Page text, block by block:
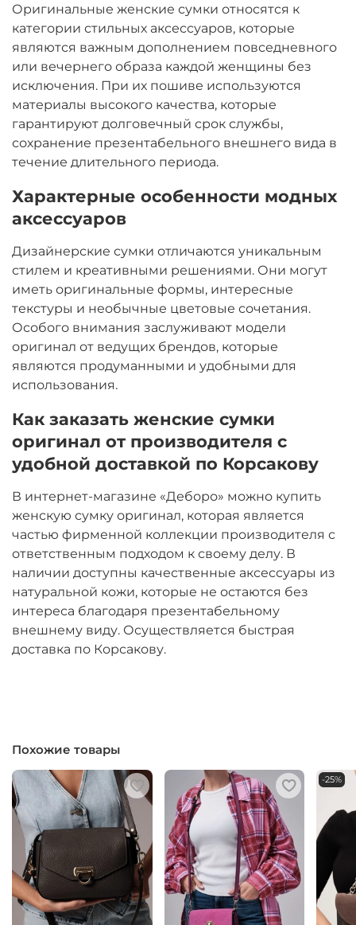
Оригинальные женские сумки относятся к
категории стильных аксессуаров, которые
являются важным дополнением повседневного
или вечернего образа каждой женщины без
исключения. При их пошиве используются
материалы высокого качества, которые
гарантируют долговечный срок службы,
сохранение презентабельного внешнего вида в
течение длительного периода.
Характерные особенности модных
аксессуаров
Дизайнерские сумки отличаются уникальным
стилем и креативными решениями. Они могут
иметь оригинальные формы, интересные
текстуры и необычные цветовые сочетания.
Особого внимания заслуживают модели
оригинал от ведущих брендов, которые
являются продуманными и удобными для
использования.
Как заказать женские сумки
оригинал от производителя с
удобной доставкой по Корсакову
В интернет-магазине «Деборо» можно купить
женскую сумку оригинал, которая является
частью фирменной коллекции производителя с
ответственным подходом к своему делу. В
наличии доступны качественные аксессуары из
натуральной кожи, которые не остаются без
интереса благодаря презентабельному
внешнему виду. Осуществляется быстрая
доставка по Корсакову.
Похожие товары
-25%